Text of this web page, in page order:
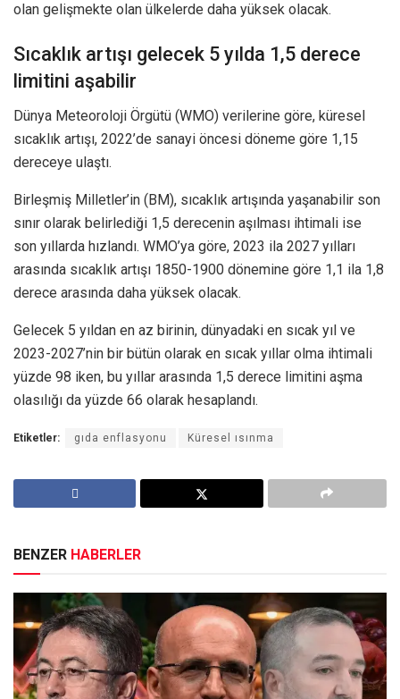
olan gelişmekte olan ülkelerde daha yüksek olacak.
Sıcaklık artışı gelecek 5 yılda 1,5 derece
limitini aşabilir
Dünya Meteoroloji Örgütü (WMO) verilerine göre, küresel
sıcaklık artışı, 2022’de sanayi öncesi döneme göre 1,15
dereceye ulaştı.
Birleşmiş Milletler’in (BM), sıcaklık artışında yaşanabilir son
sınır olarak belirlediği 1,5 derecenin aşılması ihtimali ise
son yıllarda hızlandı. WMO’ya göre, 2023 ila 2027 yılları
arasında sıcaklık artışı 1850-1900 dönemine göre 1,1 ila 1,8
derece arasında daha yüksek olacak.
Gelecek 5 yıldan en az birinin, dünyadaki en sıcak yıl ve
2023-2027’nin bir bütün olarak en sıcak yıllar olma ihtimali
yüzde 98 iken, bu yıllar arasında 1,5 derece limitini aşma
olasılığı da yüzde 66 olarak hesaplandı.
Etiketler: gıda enflasyonu Küresel ısınma
BENZER HABERLER